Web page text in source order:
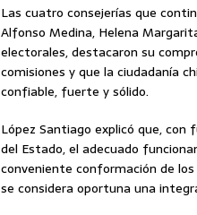
Las cuatro consejerías que
Alfonso Medina, Helena
electorales, destacaron su
comisiones y que la ciudadanía
confiable, fuerte y sólido.
López Santiago explicó que,
del Estado, el adecuado
conveniente conformación de
se considera oportuna una